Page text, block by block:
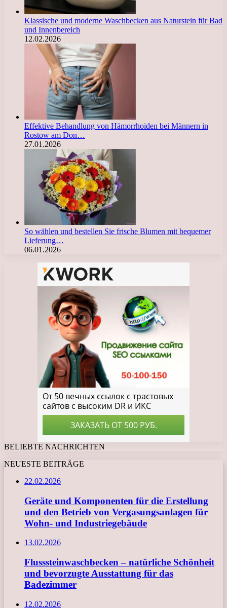
Klassische und moderne Waschbecken aus Naturstein für Bad
und Innenbereich
12.02.2026
Effektive Behandlung von Hämorrhoiden bei Männern in
Rostow am Don…
27.01.2026
So wählen und bestellen Sie frische Blumen mit bequemer
Lieferung…
06.01.2026
BELIEBTE NACHRICHTEN
NEUESTE BEITRÄGE
22.02.2026
Geräte und Komponenten für die Erstellung
und den Betrieb von Vergasungsanlagen für
Wohn- und Industriegebäude
13.02.2026
Flusssteinwaschbecken – natürliche Schönheit
und bevorzugte Ausstattung für das
Badezimmer
12.02.2026